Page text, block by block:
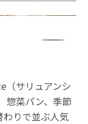
（サリュアンシ
惣菜パン、季節
りで並ぶ人気